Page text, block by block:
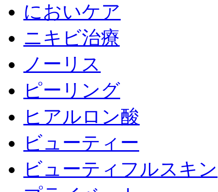
においケア
ニキビ治療
ノーリス
ピーリング
ヒアルロン酸
ビューティー
ビューティフルスキン